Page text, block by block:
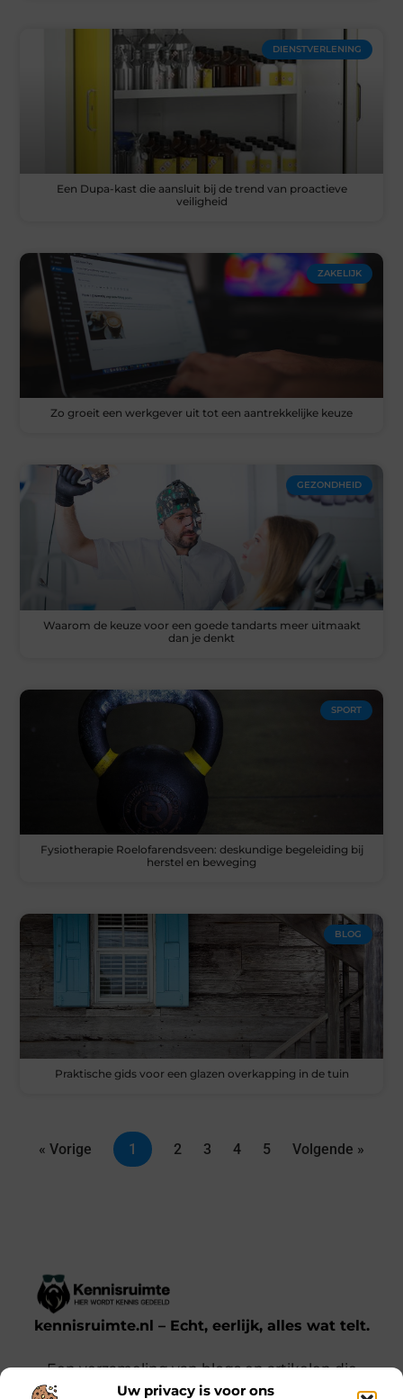
Uw privacy is voor ons
DIENSTVERLENING
Een Dupa-kast die aansluit bij de trend van proactieve
veiligheid
ZAKELIJK
Zo groeit een werkgever uit tot een aantrekkelijke keuze
GEZONDHEID
Waarom de keuze voor een goede tandarts meer uitmaakt
dan je denkt
SPORT
Fysiotherapie Roelofarendsveen: deskundige begeleiding bij
herstel en beweging
BLOG
Praktische gids voor een glazen overkapping in de tuin
« Vorige 1 2 3 4 5 Volgende »
kennisruimte.nl – Echt, eerlijk, alles wat telt.
Een verzameling van blogs en artikelen die
een breed scala aan onderwerpen uit het